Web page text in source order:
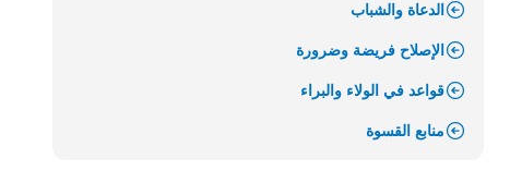
الدعاة والشباب
الإصلاح فريضة وضرورة
قواعد في الولاء والبراء
منابع القسوة